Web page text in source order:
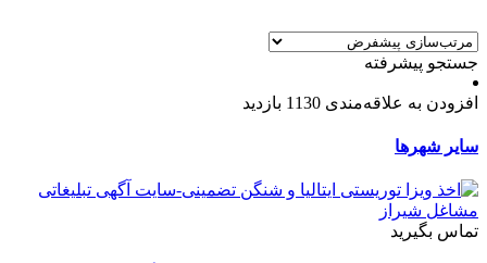
جستجو پیشرفته
افزودن به علاقه‌مندی 1130 بازدید
سایر شهرها
تماس بگیرید